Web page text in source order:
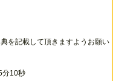
を記載して頂きますようお願い
分10秒